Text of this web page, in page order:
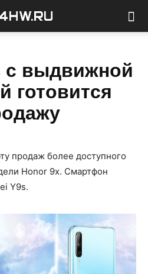
с выдвижной
готовится
продаж более доступного
Honor 9x. Смартфон
Y9s.